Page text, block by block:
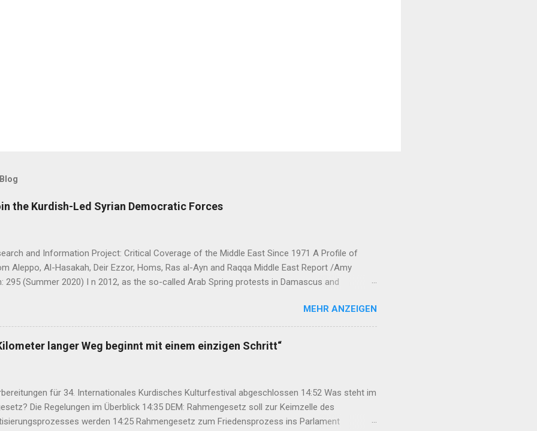
the Kurdish-Led Syrian Democratic Forces
and Information Project: Critical Coverage of the Middle East Since 1971 A Profile of
Aleppo, Al-Hasakah, Deir Ezzor, Homs, Ras al-Ayn and Raqqa Middle East Report /Amy
295 (Summer 2020) I n 2012, as the so-called Arab Spring protests in Damascus and
guns on rebels in the south. Into the vacuum stepped the Democratic Union Party (Partiya
or PYD) and their armed wing, the People’s Protection Units (Yekîneyên Parastina Gel, or YPG)
Autonomous Administration in three cantons: Afrin, Kobane and Jazira.
the three cantons that declared self-rule were not even connected to each o...
MEHR ANZEIGEN
langer Weg beginnt mit einem einzigen Schritt“
für 34. Internationales Kurdisches Kulturfestival abgeschlossen 14:52 Was steht im
Die Regelungen im Überblick 14:35 DEM: Rahmengesetz soll zur Keimzelle des
werden 14:25 Rahmengesetz zum Friedensprozess ins Parlament